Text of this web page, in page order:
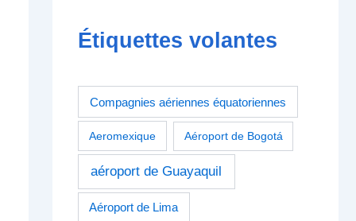
Étiquettes volantes
Compagnies aériennes équatoriennes
Aeromexique Aéroport de Bogotá
aéroport de Guayaquil
Aéroport de Lima